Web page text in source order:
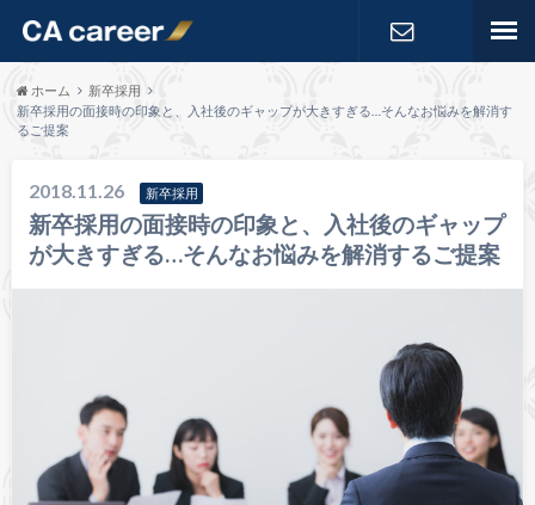
ホーム
新卒採用
新卒採用の面接時の印象と、入社後のギャップが大きすぎる…そんなお悩みを解消す
るご提案
2018.11.26 新卒採用
新卒採用の面接時の印象と、入社後のギャップ
が大きすぎる…そんなお悩みを解消するご提案